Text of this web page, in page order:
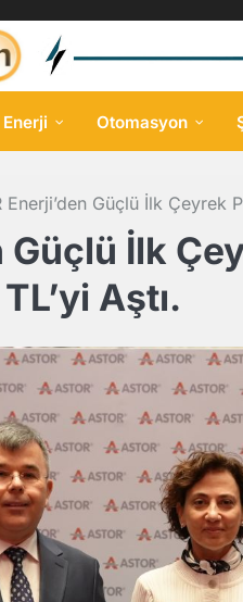
Enerji Otomasyon
Enerji’den Güçlü İlk Çeyrek
Güçlü İlk
Aştı.